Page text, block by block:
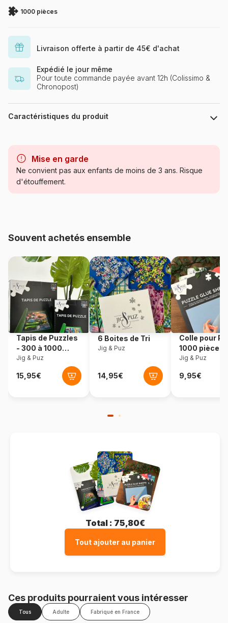
1000 pièces
Livraison offerte à partir de 45€ d'achat
Expédié le jour même
Pour toute commande payée avant 12h (Colissimo &
Chronopost)
Caractéristiques du produit
Catégorie Puzzles - Art
Référence Art-by-Bluebird-F-60238
EAN 3663384602382
Nombre de pièces 1000 pièces
Dimensions 69 x 48 cm
Mise en garde
Ne convient pas aux enfants de moins de 3 ans. Risque
d'étouffement.
Souvent achetés ensemble
Tapis de Puzzles
- 300 à 1000
pièces
Jig & Puz
6 Boites de Tri
Jig & Puz
Colle pour
1000 pièces
Jig & Puz
Total : 75,80€
Tout ajouter au panier
Ces produits pourraient vous intéresser
Tous Adulte Fabriqué en France